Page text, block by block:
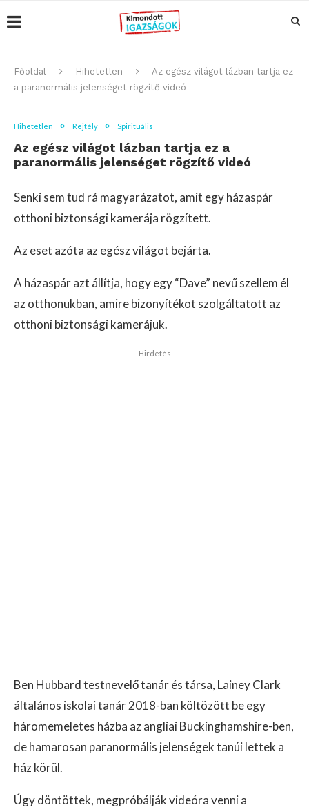
Főoldal Hihetetlen
Az egész világot lázban tartja ez
a paranormális jelenséget rögzítő videó
Hihetetlen Rejtély Spirituális
Az egész világot lázban tartja ez a
paranormális jelenséget rögzítő videó
Senki sem tud rá magyarázatot, amit egy házaspár
otthoni biztonsági kamerája rögzített.
Az eset azóta az egész világot bejárta.
A házaspár azt állítja, hogy egy “Dave” nevű szellem él
az otthonukban, amire bizonyítékot szolgáltatott az
otthoni biztonsági kamerájuk.
Hirdetés
Ben Hubbard testnevelő tanár és társa, Lainey Clark
általános iskolai tanár 2018-ban költözött be egy
háromemeletes házba az angliai Buckinghamshire-ben,
de hamarosan paranormális jelenségek tanúi lettek a
ház körül.
Úgy döntöttek, megpróbálják videóra venni a